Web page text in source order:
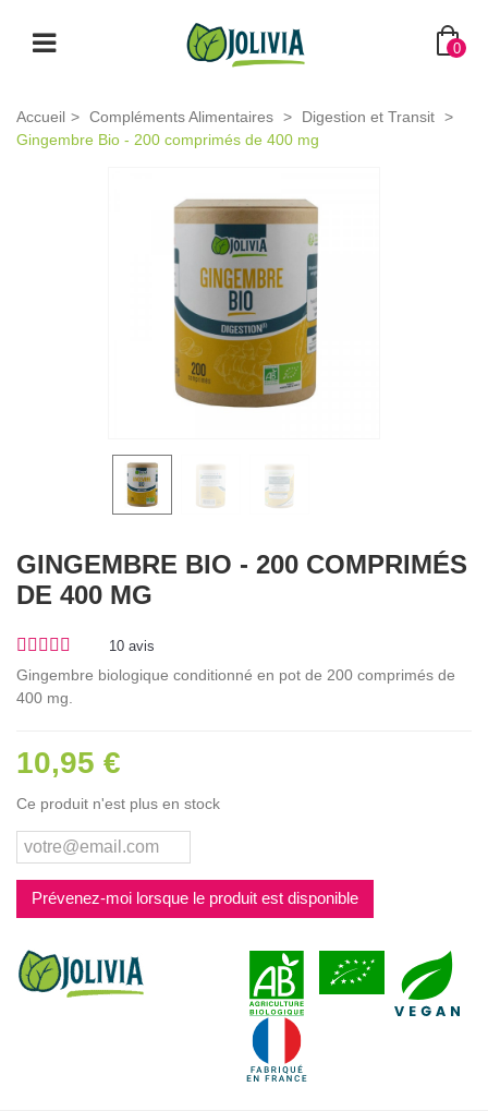
0
Accueil > Compléments Alimentaires > Digestion et Transit >
Gingembre Bio - 200 comprimés de 400 mg
GINGEMBRE BIO - 200 COMPRIMÉS
DE 400 MG
10 avis
Gingembre biologique conditionné en pot de 200 comprimés de
400 mg.
10,95 €
Ce produit n'est plus en stock
Prévenez-moi lorsque le produit est disponible